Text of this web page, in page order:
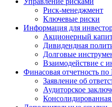
Риск-менеджмент
Ключевые риски
Информация для
Акционерный
Дивидендная
Долговые
Взаимодействие с
Финасовая отчетность
Заявление об
Аудиторское